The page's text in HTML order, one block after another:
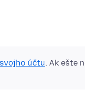
účtu. Ak ešte